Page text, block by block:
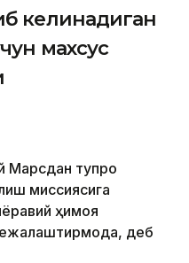
келинадиган
махсус
тупроқ
миссиясига
ҳимоя
деб